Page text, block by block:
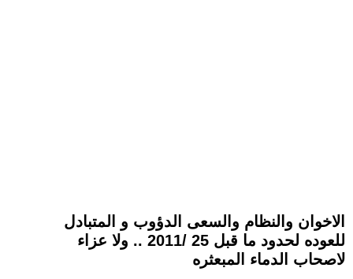
الاخوان والنظام والسعى الدؤوب و المتبادل
للعوده لحدود ما قبل 25 /2011 .. ولا عزاء
لاصحاب الدماء المبعثره